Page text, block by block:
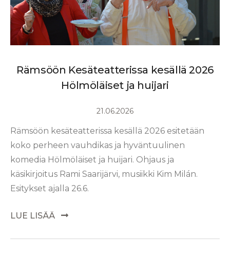
Rämsöön Kesäteatterissa kesällä 2026
Hölmöläiset ja huijari
21.06.2026
Rämsöön kesäteatterissa kesällä 2026 esitetään
koko perheen vauhdikas ja hyväntuulinen
komedia Hölmöläiset ja huijari. Ohjaus ja
käsikirjoitus Rami Saarijärvi, musiikki Kim Milán.
Esitykset ajalla 26.6.
LUE LISÄÄ